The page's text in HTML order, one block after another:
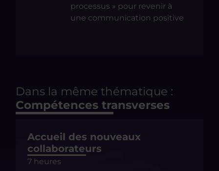
processus » pour revenir à
une communication positive
Dans la même thématique :
Compétences transverses
Accueil des nouveaux
collaborateurs
7 heures